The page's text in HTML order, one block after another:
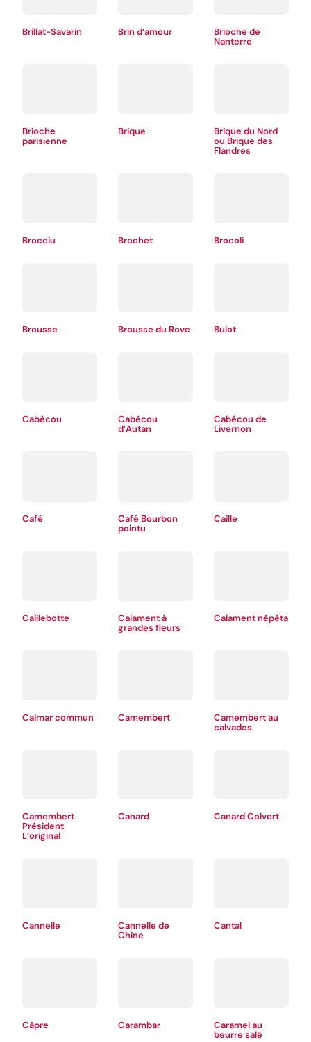
Brillat-Savarin Brin d’amour
Brioche de
Nanterre
Brioche
parisienne
Brique
Brique du Nord
ou Brique des
Flandres
Brocciu Brochet Brocoli
Brousse Brousse du Rove Bulot
Cabécou
Cabécou
d’Autan
Cabécou de
Livernon
Café
Café Bourbon
pointu
Caille
Caillebotte
Calament à
grandes fleurs
Calament népéta
Calmar commun Camembert
Camembert au
calvados
Camembert
Président
L’original
Canard Canard Colvert
Cannelle
Cannelle de
Chine
Cantal
Câpre Carambar
Caramel au
beurre salé